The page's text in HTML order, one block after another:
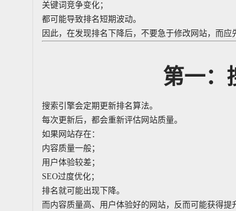
关键词竞争变化；
都可能导致排名短期波动。
因此，在发现排名下降后，不要急于修改网站，而应
第一：
搜索引擎会定期更新排名算法。
每次更新后，都会重新评估网站质量。
如果网站存在：
内容质量一般；
用户体验较差；
SEO过度优化；
排名就可能出现下降。
而内容质量高、用户体验好的网站，反而可能获得提